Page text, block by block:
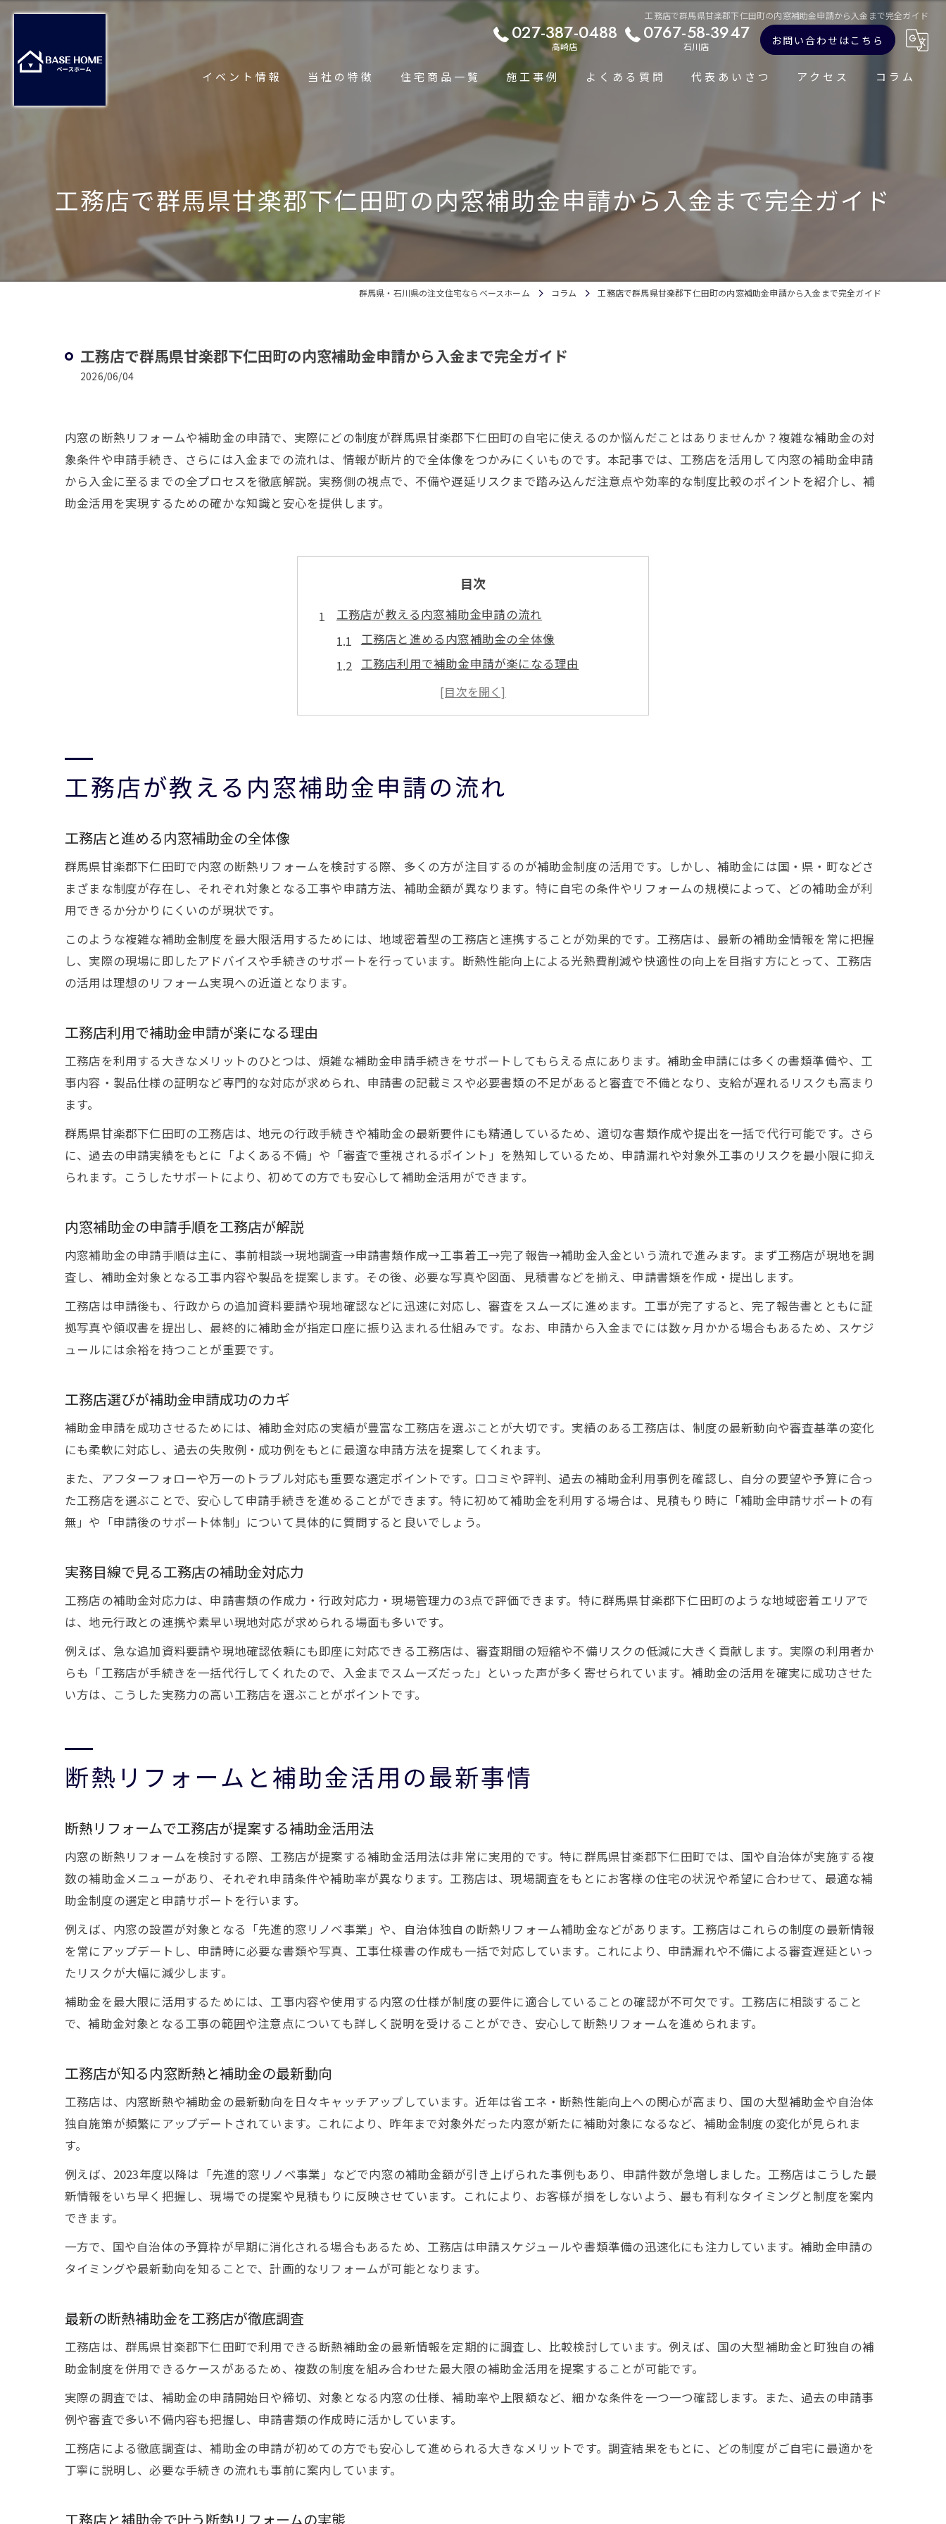
工務店で群馬県甘楽郡下仁田町の内窓補助金申請から入金まで完全ガイド
027-387-0488
高崎店
0767-58-3947
石川店 お問い合わせはこちら
イベント情報 当社の特徴
耐震
高性能
住宅商品一覧
平屋住宅専門ページ
規格住宅プラン
単身者・小家族向け規格住宅
施工事例 よくある質問 代表あいさつ アクセス コラム
工務店で群馬県甘楽郡下仁田町の内窓補助金申請から入金まで完全ガイド
群馬県・石川県の注文住宅ならベースホーム コラム 工務店で群馬県甘楽郡下仁田町の内窓補助金申請から入金まで完全ガイド
工務店で群馬県甘楽郡下仁田町の内窓補助金申請から入金まで完全ガイド
2026/06/04
内窓の断熱リフォームや補助金の申請で、実際にどの制度が群馬県甘楽郡下仁田町の自宅に使えるのか悩んだことはありませんか？複雑な補助金の対
象条件や申請手続き、さらには入金までの流れは、情報が断片的で全体像をつかみにくいものです。本記事では、工務店を活用して内窓の補助金申請
から入金に至るまでの全プロセスを徹底解説。実務側の視点で、不備や遅延リスクまで踏み込んだ注意点や効率的な制度比較のポイントを紹介し、補
助金活用を実現するための確かな知識と安心を提供します。
目次
工務店が教える内窓補助金申請の流れ
工務店と進める内窓補助金の全体像
工務店利用で補助金申請が楽になる理由
内窓補助金の申請手順を工務店が解説
工務店選びが補助金申請成功のカギ
断熱リフォームで工務店が提案する補助金活用法
工務店と補助金で叶う断熱リフォームの実態
工務店視点でわかる断熱リフォームの助成事情
工務店が教える内窓補助金活用のコツ
内窓補助金を最大限引き出す工務店活用法
申請から入金まで失敗しない工務店の選び方
工務店選びで失敗しない補助金入金のコツ
工務店の実績から見る補助金入金スピード
補助金入金で失敗しない工務店活用術
工務店が補助金入金まで丁寧にサポート
補助金申請で工務店が注意する落とし穴
工務店と確認する内窓補助金の条件
申請時に工務店が見落としやすい注意点
工務店を通じた補助金審査のポイント
工務店が支える補助金と安心のリフォーム
内窓リフォームと補助金で実現する快適生活
工務店と補助金利用で暮らしが変わる理由
工務店が教える内窓補助金申請の流れ
工務店と進める内窓補助金の全体像
群馬県甘楽郡下仁田町で内窓の断熱リフォームを検討する際、多くの方が注目するのが補助金制度の活用です。しかし、補助金には国・県・町などさ
まざまな制度が存在し、それぞれ対象となる工事や申請方法、補助金額が異なります。特に自宅の条件やリフォームの規模によって、どの補助金が利
用できるか分かりにくいのが現状です。
このような複雑な補助金制度を最大限活用するためには、地域密着型の工務店と連携することが効果的です。工務店は、最新の補助金情報を常に把握
し、実際の現場に即したアドバイスや手続きのサポートを行っています。断熱性能向上による光熱費削減や快適性の向上を目指す方にとって、工務店
の活用は理想のリフォーム実現への近道となります。
工務店利用で補助金申請が楽になる理由
工務店を利用する大きなメリットのひとつは、煩雑な補助金申請手続きをサポートしてもらえる点にあります。補助金申請には多くの書類準備や、工
事内容・製品仕様の証明など専門的な対応が求められ、申請書の記載ミスや必要書類の不足があると審査で不備となり、支給が遅れるリスクも高まり
ます。
群馬県甘楽郡下仁田町の工務店は、地元の行政手続きや補助金の最新要件にも精通しているため、適切な書類作成や提出を一括で代行可能です。さら
に、過去の申請実績をもとに「よくある不備」や「審査で重視されるポイント」を熟知しているため、申請漏れや対象外工事のリスクを最小限に抑え
られます。こうしたサポートにより、初めての方でも安心して補助金活用ができます。
内窓補助金の申請手順を工務店が解説
内窓補助金の申請手順は主に、事前相談→現地調査→申請書類作成→工事着工→完了報告→補助金入金という流れで進みます。まず工務店が現地を調
査し、補助金対象となる工事内容や製品を提案します。その後、必要な写真や図面、見積書などを揃え、申請書類を作成・提出します。
工務店は申請後も、行政からの追加資料要請や現地確認などに迅速に対応し、審査をスムーズに進めます。工事が完了すると、完了報告書とともに証
拠写真や領収書を提出し、最終的に補助金が指定口座に振り込まれる仕組みです。なお、申請から入金までには数ヶ月かかる場合もあるため、スケジ
ュールには余裕を持つことが重要です。
工務店選びが補助金申請成功のカギ
補助金申請を成功させるためには、補助金対応の実績が豊富な工務店を選ぶことが大切です。実績のある工務店は、制度の最新動向や審査基準の変化
にも柔軟に対応し、過去の失敗例・成功例をもとに最適な申請方法を提案してくれます。
また、アフターフォローや万一のトラブル対応も重要な選定ポイントです。口コミや評判、過去の補助金利用事例を確認し、自分の要望や予算に合っ
た工務店を選ぶことで、安心して申請手続きを進めることができます。特に初めて補助金を利用する場合は、見積もり時に「補助金申請サポートの有
無」や「申請後のサポート体制」について具体的に質問すると良いでしょう。
実務目線で見る工務店の補助金対応力
工務店の補助金対応力は、申請書類の作成力・行政対応力・現場管理力の3点で評価できます。特に群馬県甘楽郡下仁田町のような地域密着エリアで
は、地元行政との連携や素早い現地対応が求められる場面も多いです。
例えば、急な追加資料要請や現地確認依頼にも即座に対応できる工務店は、審査期間の短縮や不備リスクの低減に大きく貢献します。実際の利用者か
らも「工務店が手続きを一括代行してくれたので、入金までスムーズだった」といった声が多く寄せられています。補助金の活用を確実に成功させた
い方は、こうした実務力の高い工務店を選ぶことがポイントです。
断熱リフォームと補助金活用の最新事情
断熱リフォームで工務店が提案する補助金活用法
内窓の断熱リフォームを検討する際、工務店が提案する補助金活用法は非常に実用的です。特に群馬県甘楽郡下仁田町では、国や自治体が実施する複
数の補助金メニューがあり、それぞれ申請条件や補助率が異なります。工務店は、現場調査をもとにお客様の住宅の状況や希望に合わせて、最適な補
助金制度の選定と申請サポートを行います。
例えば、内窓の設置が対象となる「先進的窓リノベ事業」や、自治体独自の断熱リフォーム補助金などがあります。工務店はこれらの制度の最新情報
を常にアップデートし、申請時に必要な書類や写真、工事仕様書の作成も一括で対応しています。これにより、申請漏れや不備による審査遅延といっ
たリスクが大幅に減少します。
補助金を最大限に活用するためには、工事内容や使用する内窓の仕様が制度の要件に適合していることの確認が不可欠です。工務店に相談すること
で、補助金対象となる工事の範囲や注意点についても詳しく説明を受けることができ、安心して断熱リフォームを進められます。
工務店が知る内窓断熱と補助金の最新動向
工務店は、内窓断熱や補助金の最新動向を日々キャッチアップしています。近年は省エネ・断熱性能向上への関心が高まり、国の大型補助金や自治体
独自施策が頻繁にアップデートされています。これにより、昨年まで対象外だった内窓が新たに補助対象になるなど、補助金制度の変化が見られま
す。
例えば、2023年度以降は「先進的窓リノベ事業」などで内窓の補助金額が引き上げられた事例もあり、申請件数が急増しました。工務店はこうした最
新情報をいち早く把握し、現場での提案や見積もりに反映させています。これにより、お客様が損をしないよう、最も有利なタイミングと制度を案内
できます。
一方で、国や自治体の予算枠が早期に消化される場合もあるため、工務店は申請スケジュールや書類準備の迅速化にも注力しています。補助金申請の
タイミングや最新動向を知ることで、計画的なリフォームが可能となります。
最新の断熱補助金を工務店が徹底調査
工務店は、群馬県甘楽郡下仁田町で利用できる断熱補助金の最新情報を定期的に調査し、比較検討しています。例えば、国の大型補助金と町独自の補
助金制度を併用できるケースがあるため、複数の制度を組み合わせた最大限の補助金活用を提案することが可能です。
実際の調査では、補助金の申請開始日や締切、対象となる内窓の仕様、補助率や上限額など、細かな条件を一つ一つ確認します。また、過去の申請事
例や審査で多い不備内容も把握し、申請書類の作成時に活かしています。
工務店による徹底調査は、補助金の申請が初めての方でも安心して進められる大きなメリットです。調査結果をもとに、どの制度がご自宅に最適かを
丁寧に説明し、必要な手続きの流れも事前に案内しています。
工務店と補助金で叶う断熱リフォームの実態